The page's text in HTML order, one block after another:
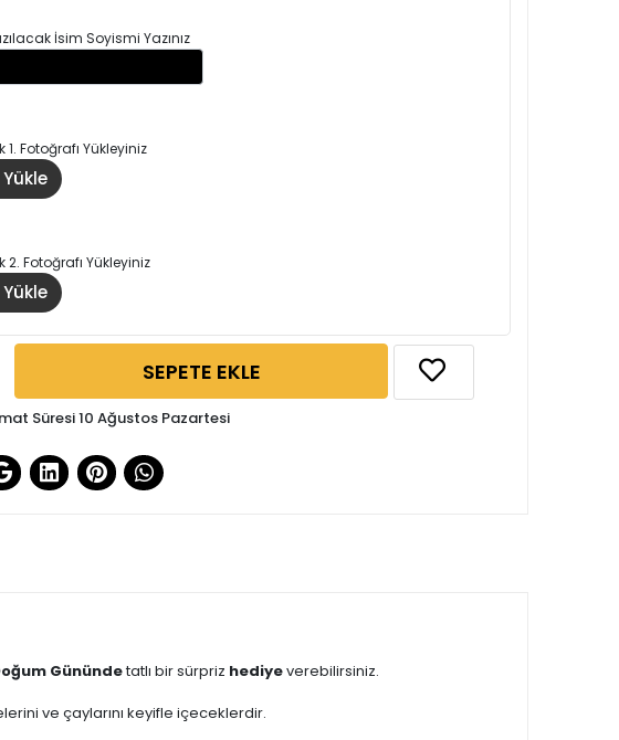
İsim Soyismi Yazınız
1. Fotoğrafı Yükleyiniz
2. Fotoğrafı Yükleyiniz
SEPETE EKLE
Süresi 10 Ağustos Pazartesi
Günündetatlı bir sürpriz hediyeverebilirsiniz.
ve çaylarını keyifle içeceklerdir.